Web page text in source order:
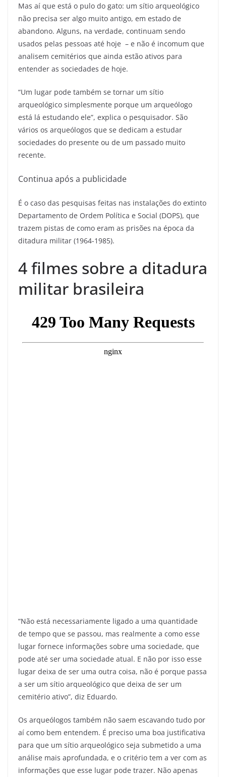
Mas aí que está o pulo do gato: um sítio arqueológico
não precisa ser algo muito antigo, em estado de
abandono. Alguns, na verdade, continuam sendo
usados pelas pessoas até hoje – e não é incomum que
analisem cemitérios que ainda estão ativos para
entender as sociedades de hoje.
“Um lugar pode também se tornar um sítio
arqueológico simplesmente porque um arqueólogo
está lá estudando ele”, explica o pesquisador. São
vários os arqueólogos que se dedicam a estudar
sociedades do presente ou de um passado muito
recente.
Continua após a publicidade
É o caso das pesquisas feitas nas instalações do extinto
Departamento de Ordem Política e Social (DOPS), que
trazem pistas de como eram as prisões na época da
ditadura militar (1964-1985).
4 filmes sobre a ditadura
militar brasileira
“Não está necessariamente ligado a uma quantidade
de tempo que se passou, mas realmente a como esse
lugar fornece informações sobre uma sociedade, que
pode até ser uma sociedade atual. E não por isso esse
lugar deixa de ser uma outra coisa, não é porque passa
a ser um sítio arqueológico que deixa de ser um
cemitério ativo”, diz Eduardo.
Os arqueólogos também não saem escavando tudo por
aí como bem entendem. É preciso uma boa justificativa
para que um sítio arqueológico seja submetido a uma
análise mais aprofundada, e o critério tem a ver com as
informações que esse lugar pode trazer. Não apenas